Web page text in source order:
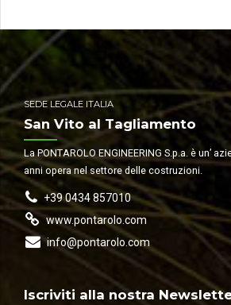
SEDE LEGALE ITALIA
San Vito al Tagliamento
La PONTAROLO ENGINEERING S.p.a. è un’
anni opera nel settore delle costruzioni.
+39 0434 857010
www.pontarolo.com
info@pontarolo.com
Iscriviti alla nostra